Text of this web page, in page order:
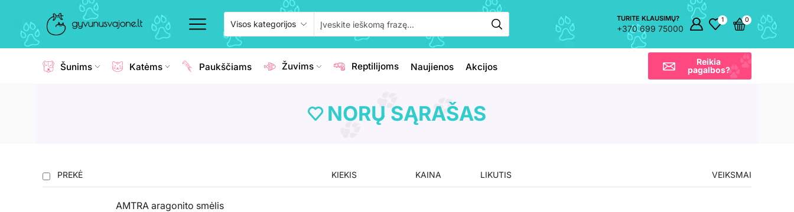
TURITE KLAUSIMŲ?
+370 699 75000
1 0
Šunims Katėms Paukščiams Žuvims Reptilijoms Naujienos Akcijos
Reikia
pagalbos?
NORŲ SĄRAŠAS
PREKĖ KIEKIS KAINA LIKUTIS VEIKSMAI
AMTRA aragonito smėlis